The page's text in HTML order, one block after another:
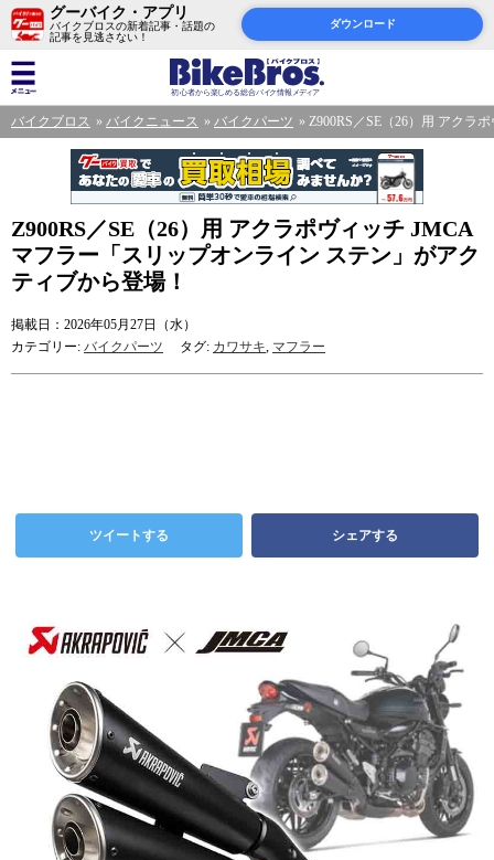
グーバイク・アプリ
バイクブロスの新着記事・話題の
記事を見逃さない！
ダウンロード
バイクブロス バイクニュース バイクパーツ Z900RS／SE（26）用 アクラ
Z900RS／SE（26）用 アクラポヴィッチ JMCA
マフラー「スリップオンライン ステン」がアク
ティブから登場！
掲載日：2026年05月27日（水）
カテゴリー: バイクパーツ タグ: カワサキ, マフラー
ツイートする シェアする